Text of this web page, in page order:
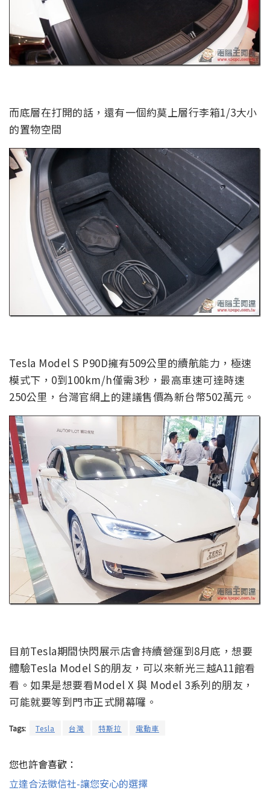
而底層在打開的話，還有一個約莫上層行李箱1/3大小
的置物空間
Tesla Model S P90D擁有509公里的續航能力，極速
模式下，0到100km/h僅需3秒，最高車速可達時速
250公里，台灣官網上的建議售價為新台幣502萬元。
目前Tesla期間快閃展示店會持續營運到8月底，想要
體驗Tesla Model S的朋友，可以來新光三越A11館看
看。如果是想要看Model X 與 Model 3系列的朋友，
可能就要等到門市正式開幕囉。
Tags: Tesla 台灣 特斯拉 電動車
您也許會喜歡：
立達合法徵信社-讓您安心的選擇